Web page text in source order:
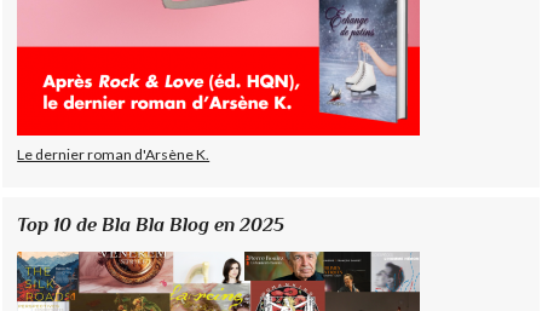
Le dernier roman d'Arsène K.
Top 10 de Bla Bla Blog en 2025